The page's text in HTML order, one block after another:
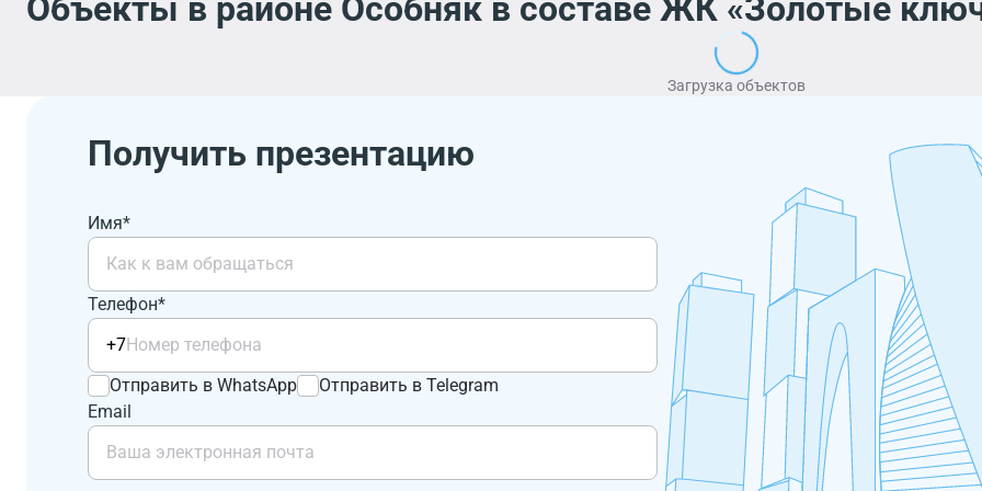
Объекты в районе Особняк в составе ЖК «Золотые
Загрузка объектов
Получить презентацию
Имя*
Телефон*
+7
Отправить в WhatsApp
Отправить в Telegram
Email